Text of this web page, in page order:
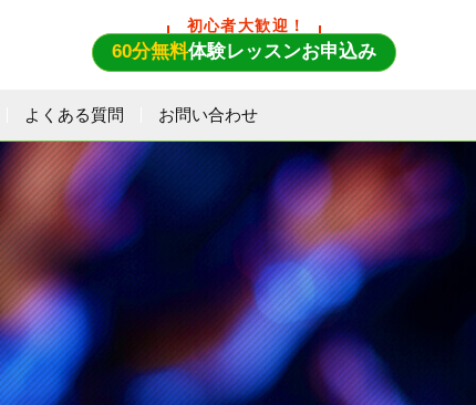
初心者大歓迎！
60分無料体験レッスンお申込み
よくある質問 お問い合わせ